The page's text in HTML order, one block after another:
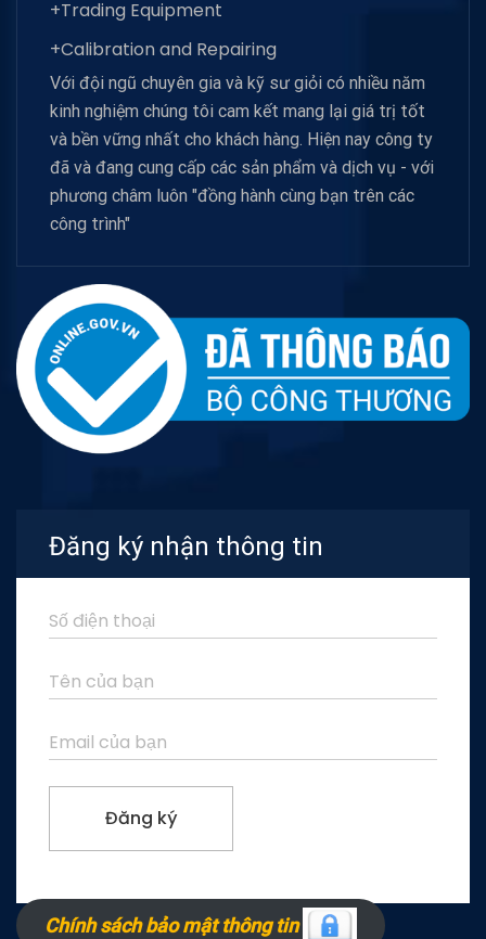
+Trading Equipment
+Calibration and Repairing
Với đội ngũ chuyên gia và kỹ sư giỏi có nhiều năm
kinh nghiệm chúng tôi cam kết mang lại giá trị tốt
và bền vững nhất cho khách hàng. Hiện nay công ty
đã và đang cung cấp các sản phẩm và dịch vụ - với
phương châm luôn "đồng hành cùng bạn trên các
công trình"
Đăng ký nhận thông tin
Chính sách bảo mật thông tin